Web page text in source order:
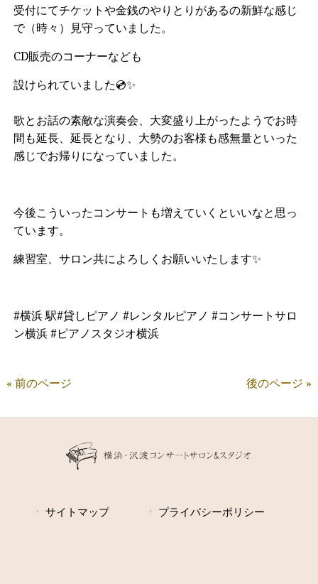
受付にてチケットや金銭のやりとりがあるの新鮮な感じ
で（時々）見守っていました。
CD販売のコーナーなども
設けられていました💿✨
歌とお話の素敵な演奏会、大変盛り上がったようでお時
間も延長、延長となり、大勢のお客様も感無量といった
感じでお帰りになっていました。
今後こういったコンサートも増えていくといいなと思っ
ています。
練習室、サロン共によろしくお願いいたします✨
#横浜 駅#貸しピアノ #レンタルピアノ #コンサートサロ
ン横浜 #ピアノスタジオ横浜
« 前のページ 後のページ »
サイトマップ プライバシーポリシー